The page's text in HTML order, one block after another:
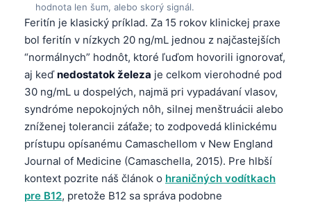
hodnota len šum, alebo skorý signál.
Feritín je klasický príklad. Za 15 rokov klinickej praxe
bol feritín v nízkych 20 ng/mL jednou z najčastejších
“normálnych” hodnôt, ktoré ľuďom hovorili ignorovať,
aj keďnedostatok železa je celkom vierohodné pod
30 ng/mL u dospelých, najmä pri vypadávaní vlasov,
syndróme nepokojných nôh, silnej menštruácii alebo
zníženej tolerancii záťaže; to zodpovedá klinickému
prístupu opísanému Camaschellom v New England
Journal of Medicine (Camaschella, 2015). Pre hlbší
kontext pozrite náš článok o hraničných vodítkach
pre B12, pretože B12 sa správa podobne